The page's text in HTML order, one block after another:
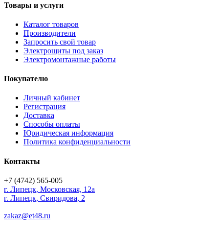
Товары и услуги
Каталог товаров
Производители
Запросить свой товар
Электрощиты под заказ
Электромонтажные работы
Покупателю
Личный кабинет
Регистрация
Доставка
Способы оплаты
Юридическая информация
Политика конфиденциальности
Контакты
+7 (4742) 565-005
г. Липецк, Московская, 12а
г. Липецк, Свиридова, 2
zakaz@et48.ru